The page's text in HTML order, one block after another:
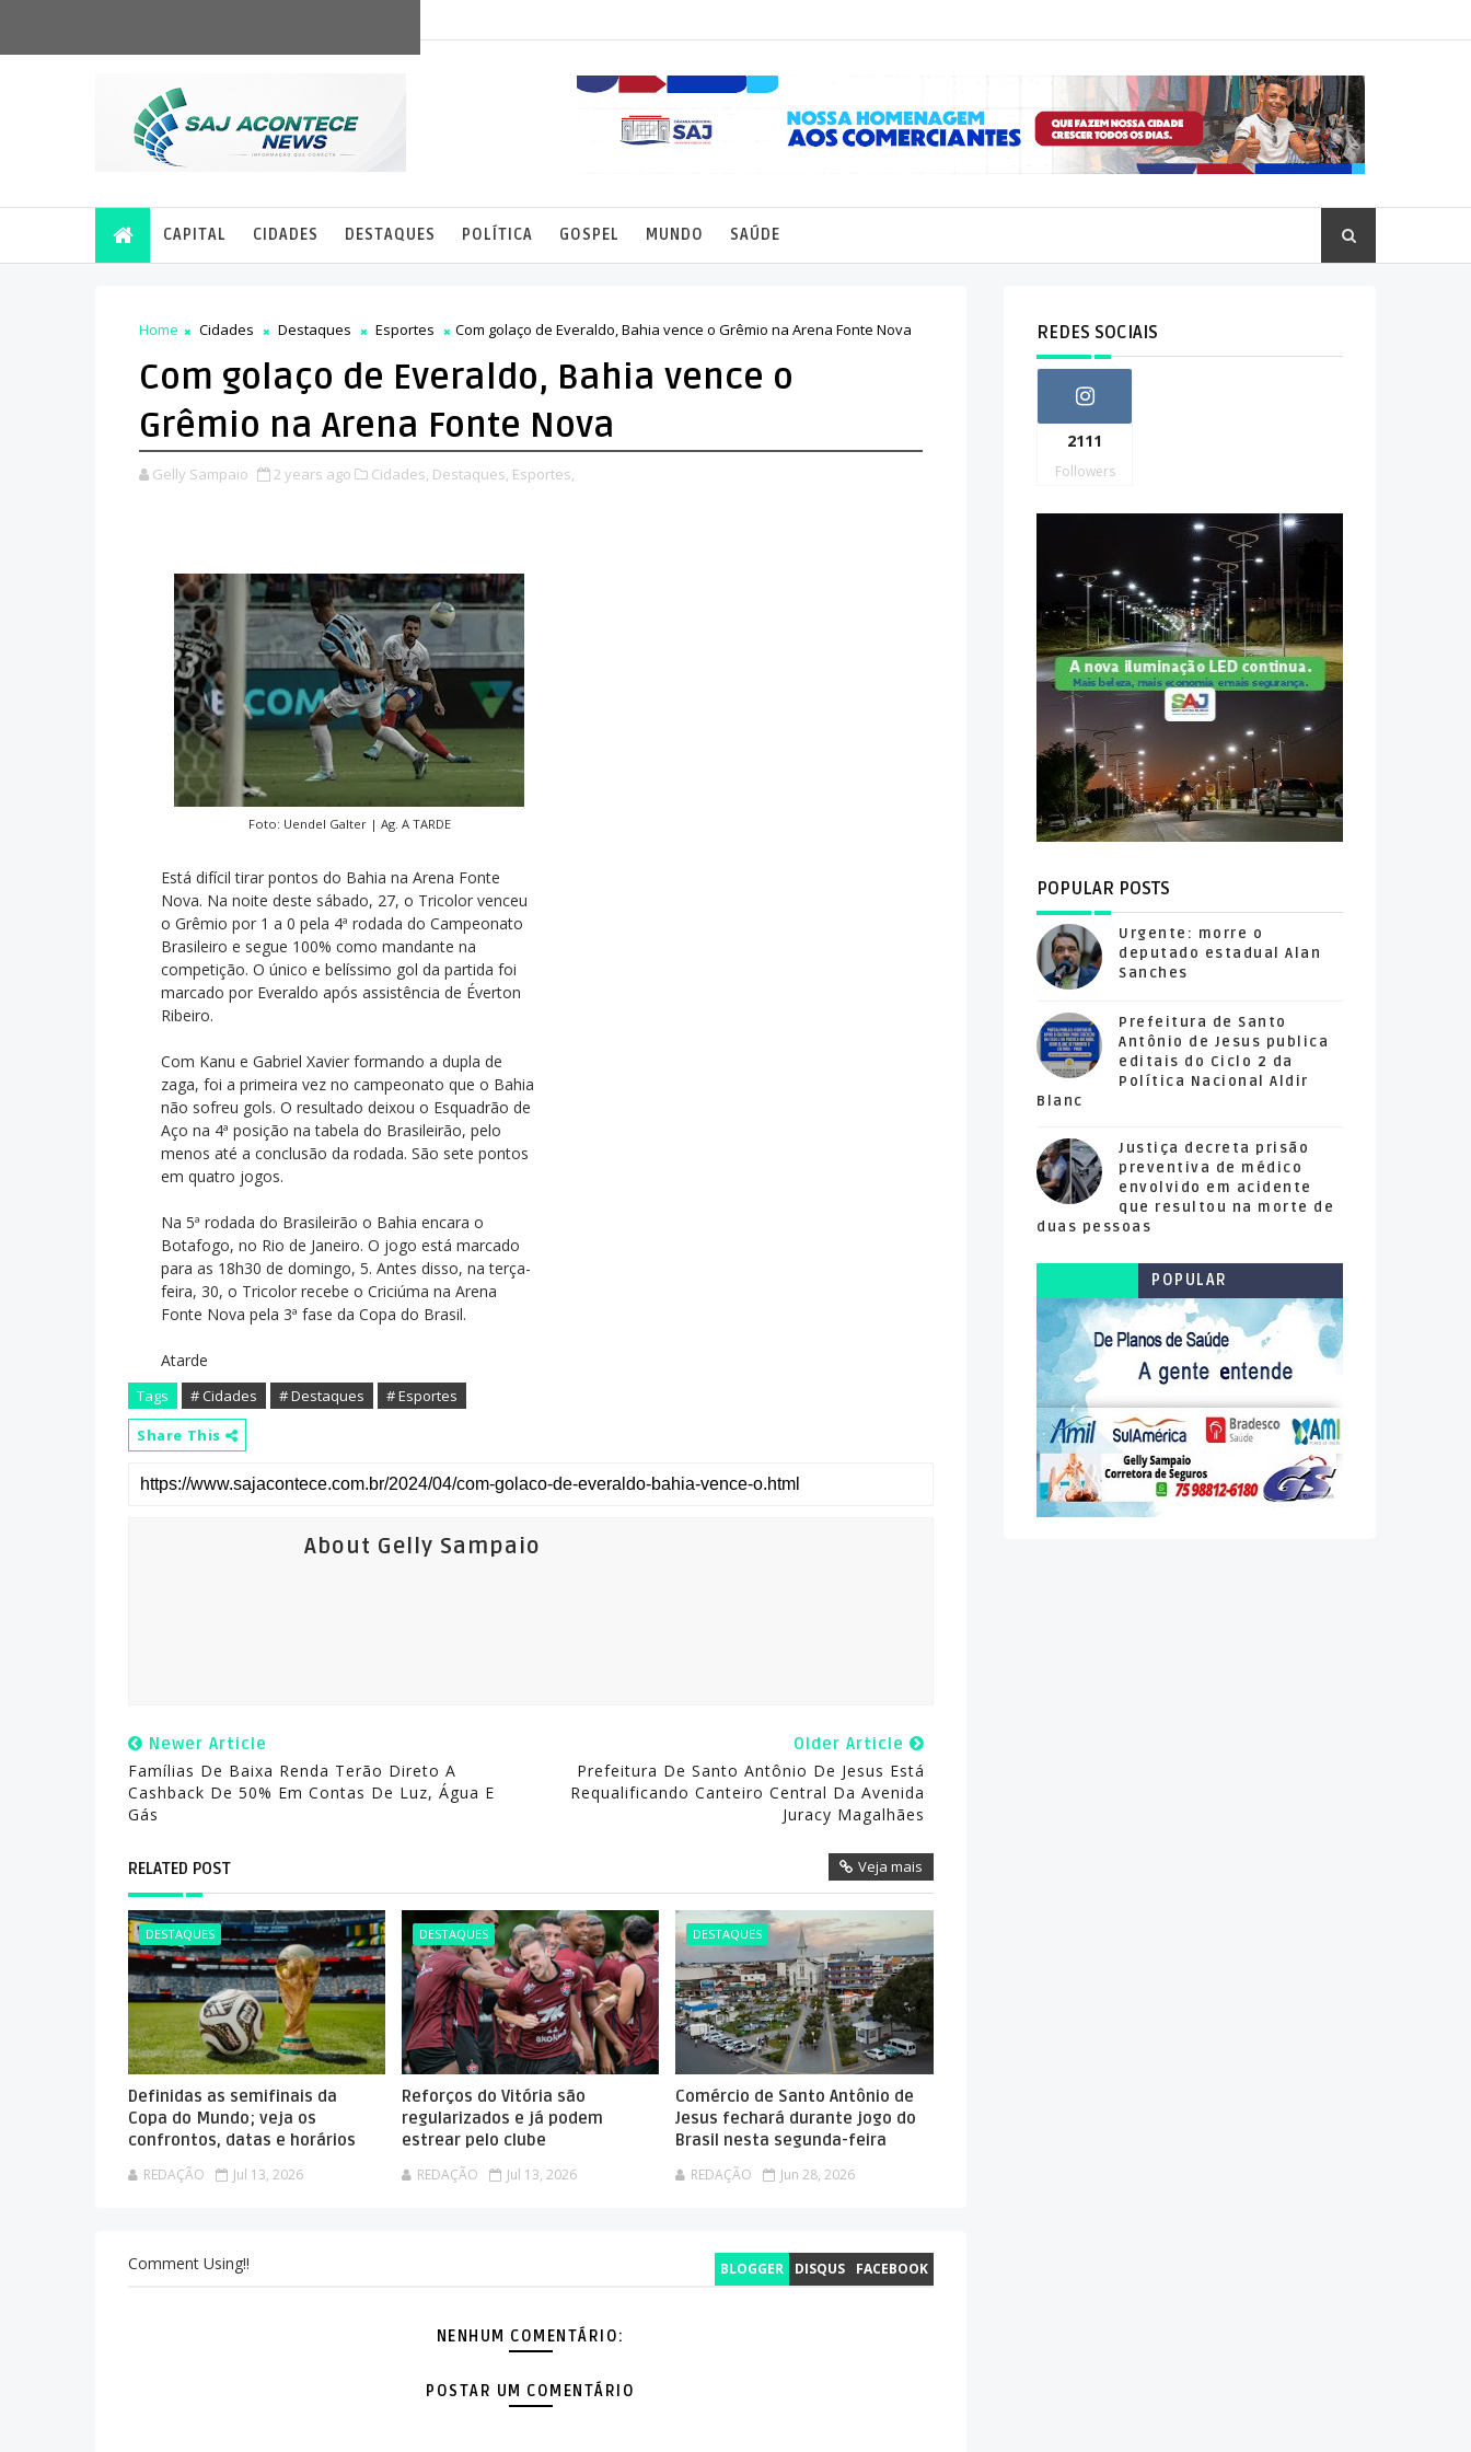
CAPITAL CIDADES DESTAQUES POLÍTICA GOSPEL MUNDO SAÚDE
Home Cidades Destaques Esportes Com golaço de Everaldo, Bahia vence o Grêmio na Arena Fonte Nova
Com golaço de Everaldo, Bahia vence o
Grêmio na Arena Fonte Nova
Gelly Sampaio 2 years ago Cidades, Destaques, Esportes,
Foto: Uendel Galter | Ag. A TARDE
Está difícil tirar pontos do Bahia na Arena Fonte
Nova. Na noite deste sábado, 27, o Tricolor venceu
o Grêmio por 1 a 0 pela 4ª rodada do Campeonato
Brasileiro e segue 100% como mandante na
competição. O único e belíssimo gol da partida foi
marcado por Everaldo após assistência de Éverton
Ribeiro.
Com Kanu e Gabriel Xavier formando a dupla de
zaga, foi a primeira vez no campeonato que o Bahia
não sofreu gols. O resultado deixou o Esquadrão de
Aço na 4ª posição na tabela do Brasileirão, pelo
menos até a conclusão da rodada. São sete pontos
em quatro jogos.
Na 5ª rodada do Brasileirão o Bahia encara o
Botafogo, no Rio de Janeiro. O jogo está marcado
para as 18h30 de domingo, 5. Antes disso, na terça-
feira, 30, o Tricolor recebe o Criciúma na Arena
Fonte Nova pela 3ª fase da Copa do Brasil.
Atarde
Tags # Cidades # Destaques
# Esportes
Share This
About Gelly Sampaio
Newer Article
Famílias De Baixa Renda Terão Direto A
Cashback De 50% Em Contas De Luz, Água E
Gás
Older Article
Prefeitura De Santo Antônio De Jesus Está
Requalificando Canteiro Central Da Avenida
Juracy Magalhães
RELATED POST Veja mais
DESTAQUES
Definidas as semifinais da
Copa do Mundo; veja os
confrontos, datas e horários
REDAÇÃO Jul 13, 2026
DESTAQUES
Reforços do Vitória são
regularizados e já podem
estrear pelo clube
REDAÇÃO Jul 13, 2026
DESTAQUES
Comércio de Santo Antônio de
Jesus fechará durante jogo do
Brasil nesta segunda-feira
REDAÇÃO Jun 28, 2026
BLOGGER DISQUS FACEBOOK
Comment Using!!
NENHUM COMENTÁRIO:
POSTAR UM COMENTÁRIO
REDES SOCIAIS
2111
Followers
POPULAR POSTS
Urgente: morre o
deputado estadual Alan
Sanches
Prefeitura de Santo
Antônio de Jesus publica
editais do Ciclo 2 da
Política Nacional Aldir
Blanc
Justiça decreta prisão
preventiva de médico
envolvido em acidente
que resultou na morte de
duas pessoas
POPULAR